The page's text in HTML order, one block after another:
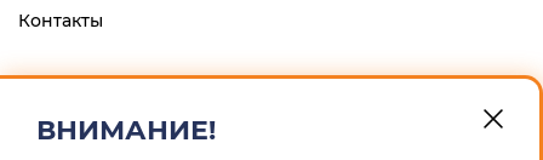
Контакты
р/с 40802810900600008013 к/с 30101810145250000411 БИК
044525411 ИП Маскин Алексей Анатольевич ИНН
ВНИМАНИЕ!